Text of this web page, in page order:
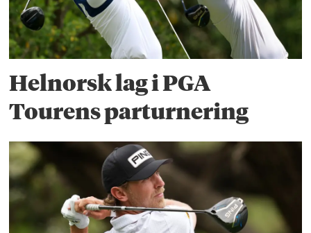
Helnorsk lag i PGA
Tourens parturnering